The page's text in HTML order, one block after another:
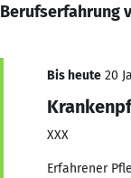
Berufserfahrung
Bis heute 20
XXX
Erfahrener